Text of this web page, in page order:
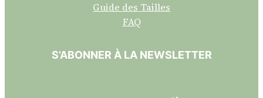
Guide des Tailles
FAQ
S’ABONNER À LA NEWSLETTER